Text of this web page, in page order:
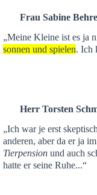
Frau Sabine
„Meine Kleine ist es ja
sonnen und spielen. Ich
Herr Torsten
„Ich war je erst skeptisch
anderen, aber da er ja
Tierpension und auch
hatte er seine Ruhe...“